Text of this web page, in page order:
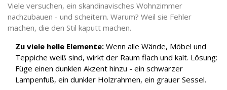
Viele versuchen, ein skandinavisches Wohnzimmer
nachzubauen - und scheitern. Warum? Weil sie Fehler
machen, die den Stil kaputt machen.
Zu viele helle Elemente: Wenn alle Wände, Möbel und
Teppiche weiß sind, wirkt der Raum flach und kalt. Lösung:
Füge einen dunklen Akzent hinzu - ein schwarzer
Lampenfuß, ein dunkler Holzrahmen, ein grauer Sessel.